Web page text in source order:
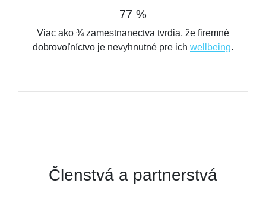
77 %
Viac ako ¾ zamestnanectva tvrdia, že firemné
dobrovoľníctvo je nevyhnutné pre ich wellbeing.
Členstvá a partnerstvá